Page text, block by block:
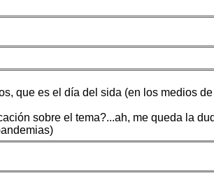
que es el día del sida (en los medios
sobre el tema?...ah, me queda la